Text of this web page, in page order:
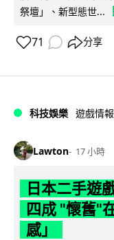
祭壇」、新型態世...
71 分享
科技娛樂 遊戲情報
Lawton 17 小時
日本二手遊
四成 "懷舊"
感」